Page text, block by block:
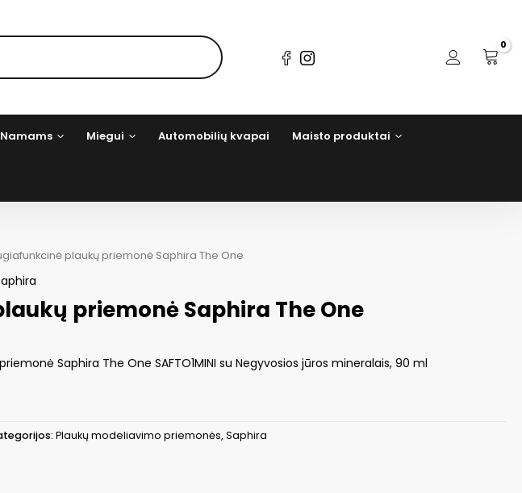
Namams Miegui Automobilių kvapai Maisto produktai
plaukų priemonė Saphira The One
priemonė Saphira The One
Saphira The One SAFTO1MINI su Negyvosios jūros mineralais, 90 ml
Plaukų modeliavimo priemonės,Saphira